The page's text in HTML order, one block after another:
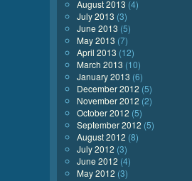
August 2013 (4)
July 2013 (3)
June 2013 (5)
May 2013 (7)
April 2013 (12)
March 2013 (10)
January 2013 (6)
December 2012 (5)
November 2012 (2)
October 2012 (5)
September 2012 (5)
August 2012 (8)
July 2012 (3)
June 2012 (4)
May 2012 (3)